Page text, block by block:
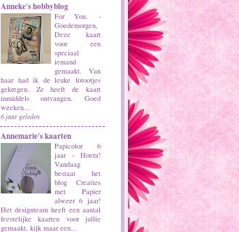
Anneke's hobbyblog
For You. -
Goedemorgen,
Deze kaart
voor een
speciaal
iemand
gemaakt. Van
haar had ik de leuke fotootjes
gekregen. Ze heeft de kaart
inmiddels ontvangen. Goed
weeken...
6 jaar geleden
Annemarie's kaarten
Papicolor 6
jaar - Hoera!
Vandaag
bestaat het
blog Creaties
met Papier
alweer 6 jaar!
Het designteam heeft een aantal
feestelijke kaarten voor jullie
gemaakt, kijk maar een...